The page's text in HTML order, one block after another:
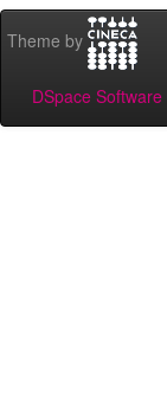
Theme by
DSpace Software